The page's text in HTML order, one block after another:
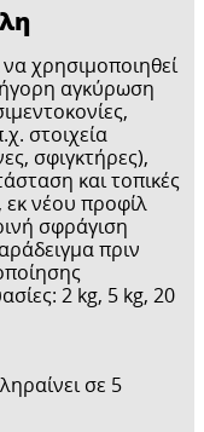
να χρησιμοποιηθεί
αγκύρωση
στοιχεία
σφιγκτήρες),
και τοπικές
εκ νέου προφίλ
σφράγιση
πριν
2 kg, 5 kg, 20
σε 5